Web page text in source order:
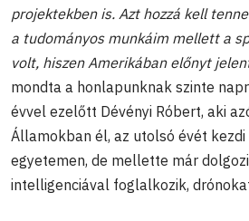
projektekben is. Azt hozzá kell
a tudományos munkáim mellett a
volt, hiszen Amerikában előnyt
mondta a honlapunknak szinte
évvel ezelőtt Dévényi Róbert, aki
Államokban él, az utolsó évét kezdi
egyetemen, de mellette már
intelligenciával foglalkozik,